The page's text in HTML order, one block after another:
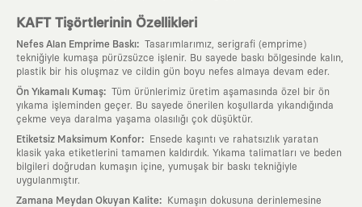
KAFT Tişörtlerinin Özellikleri
Nefes Alan Emprime Baskı: Tasarımlarımız, serigrafi (emprime)
tekniğiyle kumaşa pürüzsüzce işlenir. Bu sayede baskı bölgesinde kalın,
plastik bir his oluşmaz ve cildin gün boyu nefes almaya devam eder.
Ön Yıkamalı Kumaş: Tüm ürünlerimiz üretim aşamasında özel bir ön
yıkama işleminden geçer. Bu sayede önerilen koşullarda yıkandığında
çekme veya daralma yaşama olasılığı çok düşüktür.
Etiketsiz Maksimum Konfor:
Ensede kaşıntı ve rahatsızlık yaratan
klasik yaka etiketlerini tamamen kaldırdık. Yıkama talimatları ve beden
bilgileri doğrudan kumaşın içine, yumuşak bir baskı tekniğiyle
uygulanmıştır.
Zamana Meydan Okuyan Kalite:
Kumaşın dokusuna derinlemesine